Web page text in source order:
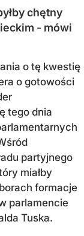
chętny
- mówi
o tę kwestię
o gotowości
tego dnia
partyjnego
miałby
formacje
parlamencie
Tuska.